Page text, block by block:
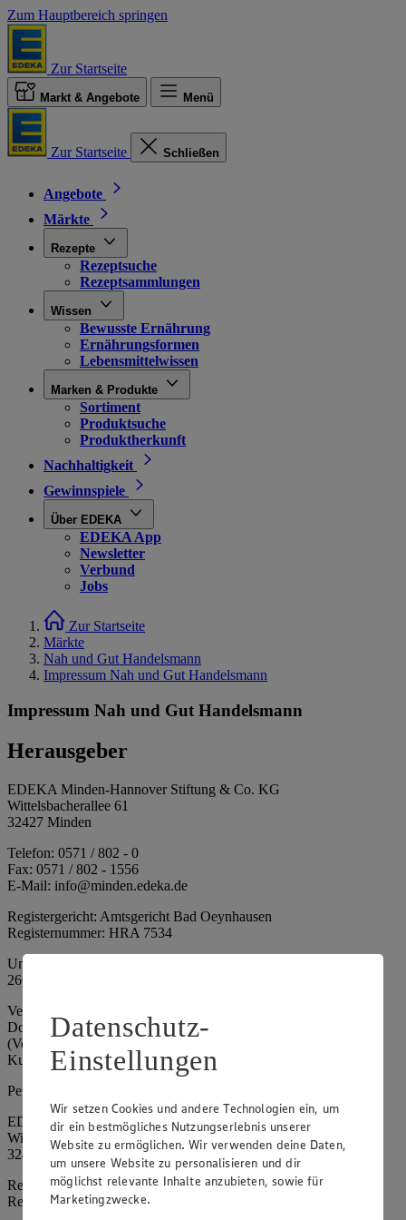
Zum Hauptbereich springen
Zur Startseite
Markt & Angebote Menü
Zur Startseite Schließen
Angebote
Märkte
Rezepte
Rezeptsuche
Rezeptsammlungen
Wissen
Bewusste Ernährung
Ernährungsformen
Lebensmittelwissen
Marken & Produkte
Sortiment
Produktsuche
Produktherkunft
Nachhaltigkeit
Gewinnspiele
Über EDEKA
EDEKA App
Newsletter
Verbund
Jobs
Zur Startseite
Märkte
Nah und Gut Handelsmann
Impressum Nah und Gut Handelsmann
Impressum Nah und Gut Handelsmann
Herausgeber
EDEKA Minden-Hannover Stiftung & Co. KG
Wittelsbacherallee 61
32427 Minden
Telefon: 0571 / 802 - 0
Fax: 0571 / 802 - 1556
E-Mail: info@minden.edeka.de
Registergericht: Amtsgericht Bad Oeynhausen
Registernummer: HRA 7534
Umsatzsteuer-Identifikationsnummer gem. § 27a UStG: DE
266067317
Vertretungsberechtigte: Mark Rosenkranz (Sprecher), Eileen
Dominique Klingsiek (Vorstandsmitglied), Ulf-U. Plath
(Vorstandsmitglied), Stephan Wohler (Vorstandsmitglied), Marc
Kuhlmann (Aufsichtsratsvorsitzender)
Persönlich haftende Gesellschafterin:
EDEKA Minden-Hannover Holding GmbH
Wittelsbacherallee 61
32427 Minden
Registergericht: Amtsgericht Bad Oeynhausen
Registernummer: HRB 4086
Datenschutz-
Einstellungen
Wir setzen Cookies und andere Technologien ein, um
dir ein bestmögliches Nutzungserlebnis unserer
Website zu ermöglichen. Wir verwenden deine Daten,
um unsere Website zu personalisieren und dir
möglichst relevante Inhalte anzubieten, sowie für
Marketingzwecke.